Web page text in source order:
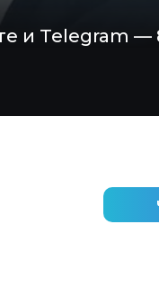
и Telegram —